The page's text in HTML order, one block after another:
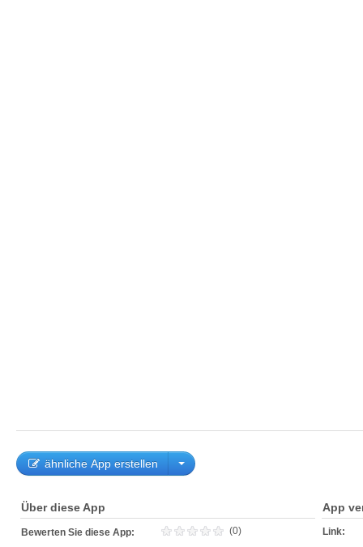
ähnliche App erstellen
Über diese App
Bewerten Sie diese App: (0)
App
Link: